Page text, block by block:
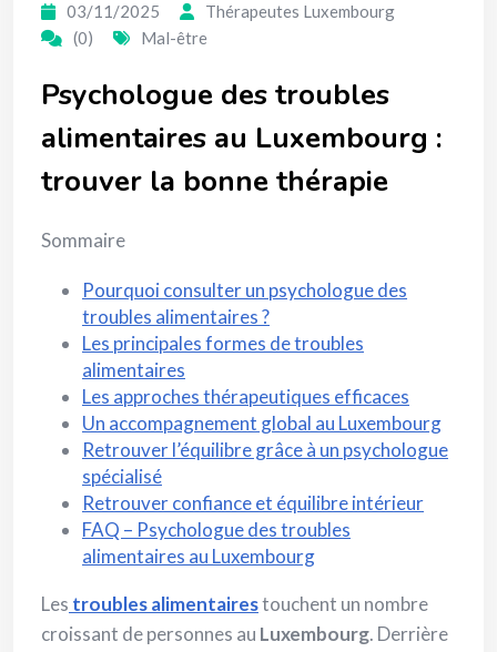
03/11/2025
Thérapeutes Luxembourg
(0)
Mal-être
Psychologue des troubles
alimentaires au Luxembourg :
trouver la bonne thérapie
Sommaire
Pourquoi consulter un psychologue des
troubles alimentaires ?
Les principales formes de troubles
alimentaires
Les approches thérapeutiques efficaces
Un accompagnement global au Luxembourg
Retrouver l’équilibre grâce à un psychologue
spécialisé
Retrouver confiance et équilibre intérieur
FAQ – Psychologue des troubles
alimentaires au Luxembourg
Les troubles alimentairestouchent un nombre
croissant de personnes au Luxembourg. Derrière